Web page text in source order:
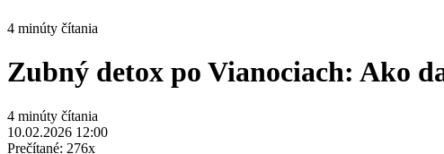
4 minúty čítania
Zubný detox po Vianociach: Ako
4 minúty čítania
10.02.2026 12:00
Prečítané: 276x